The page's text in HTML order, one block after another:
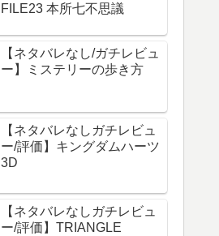
FILE23 本所七不思議
【ネタバレなし/ガチレビュ
ー】ミステリーの歩き方
【ネタバレなしガチレビュ
ー/評価】キングダムハーツ
3D
【ネタバレなしガチレビュ
ー/評価】TRIANGLE